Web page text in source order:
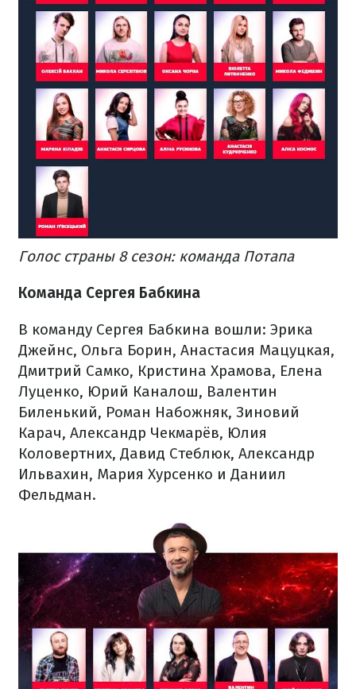
Голос страны 8 сезон: команда Потапа
Команда Сергея Бабкина
В команду Сергея Бабкина вошли: Эрика
Джейнс, Ольга Борин, Анастасия Мацуцкая,
Дмитрий Самко, Кристина Храмова, Елена
Луценко, Юрий Каналош, Валентин
Биленький, Роман Набожняк, Зиновий
Карач, Александр Чекмарёв, Юлия
Коловертних, Давид Стеблюк, Александр
Ильвахин, Мария Хурсенко и Даниил
Фельдман.